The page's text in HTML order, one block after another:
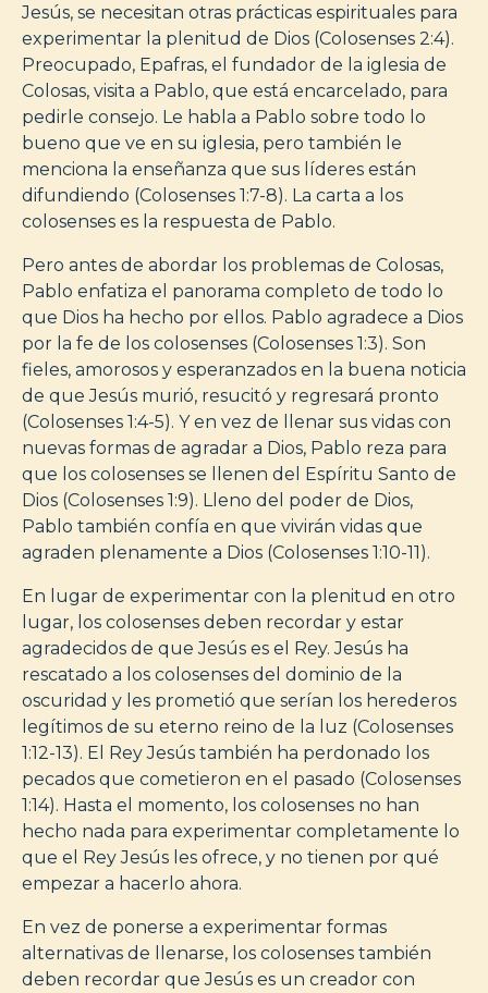
Jesús, se necesitan otras prácticas espirituales para
experimentar la plenitud de Dios (Colosenses 2:4).
Preocupado, Epafras, el fundador de la iglesia de
Colosas, visita a Pablo, que está encarcelado, para
pedirle consejo. Le habla a Pablo sobre todo lo
bueno que ve en su iglesia, pero también le
menciona la enseñanza que sus líderes están
difundiendo (Colosenses 1:7-8). La carta a los
colosenses es la respuesta de Pablo.
Pero antes de abordar los problemas de Colosas,
Pablo enfatiza el panorama completo de todo lo
que Dios ha hecho por ellos. Pablo agradece a Dios
por la fe de los colosenses (Colosenses 1:3). Son
fieles, amorosos y esperanzados en la buena noticia
de que Jesús murió, resucitó y regresará pronto
(Colosenses 1:4-5). Y en vez de llenar sus vidas con
nuevas formas de agradar a Dios, Pablo reza para
que los colosenses se llenen del Espíritu Santo de
Dios (Colosenses 1:9). Lleno del poder de Dios,
Pablo también confía en que vivirán vidas que
agraden plenamente a Dios (Colosenses 1:10-11).
En lugar de experimentar con la plenitud en otro
lugar, los colosenses deben recordar y estar
agradecidos de que Jesús es el Rey. Jesús ha
rescatado a los colosenses del dominio de la
oscuridad y les prometió que serían los herederos
legítimos de su eterno reino de la luz (Colosenses
1:12-13). El Rey Jesús también ha perdonado los
pecados que cometieron en el pasado (Colosenses
1:14). Hasta el momento, los colosenses no han
hecho nada para experimentar completamente lo
que el Rey Jesús les ofrece, y no tienen por qué
empezar a hacerlo ahora.
En vez de ponerse a experimentar formas
alternativas de llenarse, los colosenses también
deben recordar que Jesús es un creador con